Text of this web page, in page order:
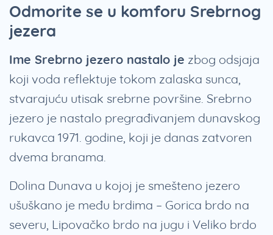
Odmorite se u komforu Srebrnog
jezera
Ime Srebrno jezero nastalo je zbog odsjaja
koji voda reflektuje tokom zalaska sunca,
stvarajuću utisak srebrne površine. Srebrno
jezero je nastalo pregrađivanjem dunavskog
rukavca 1971. godine, koji je danas zatvoren
dvema branama.
Dolina Dunava u kojoj je smešteno jezero
ušuškano je među brdima – Gorica brdo na
severu, Lipovačko brdo na jugu i Veliko brdo